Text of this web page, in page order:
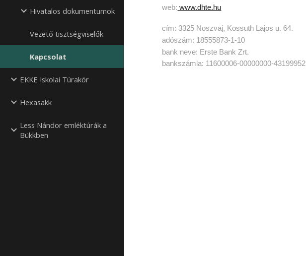
Hivatalos dokumentumok
Vezető tisztségviselők
Kapcsolat
EKKE Iskolai Túrakör
Hexasakk
Less Nándor emléktúrák a
Bükkben
web: www.dhte.hu
cím: 3325 Noszvaj, Kossuth Lajos u. 64.
adószám: 18555873-1-10
bank neve: Erste Bank Zrt.
bankszámla: 11600006-00000000-43199952